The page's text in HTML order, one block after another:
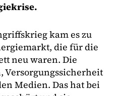
kam es zu
die für die
neu waren. Die
Versorgungssicherheit
Medien. Das hat bei